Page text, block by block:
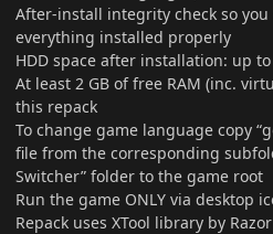
After-install integrity check so
everything installed properly
HDD space after installation: up to
At least 2 GB of free RAM (inc.
this repack
To change game language copy
file from the corresponding
Switcher” folder to the game root
Run the game ONLY via desktop
Repack uses XTool library by